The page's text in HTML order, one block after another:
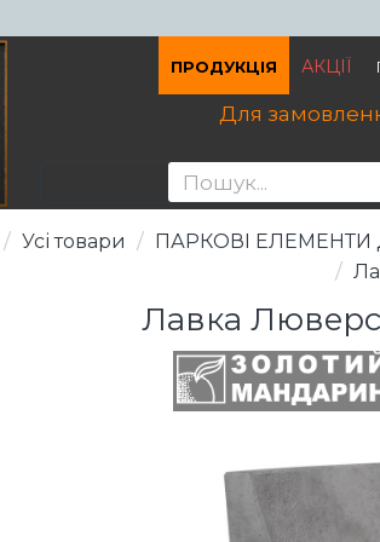
ПРОДУКЦІЯ АКЦІЇ
Для
Усі товари
ПАРКОВІ
Лавка Люверс